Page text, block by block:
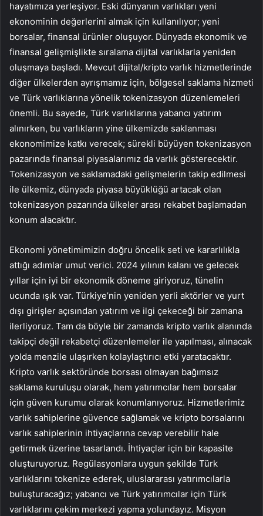
hayatımıza yerleşiyor. Eski dünyanın varlıkları yeni
ekonominin değerlerini almak için kullanılıyor; yeni
borsalar, finansal ürünler oluşuyor. Dünyada ekonomik ve
finansal gelişmişlikte sıralama dijital varlıklarla yeniden
oluşmaya başladı. Mevcut dijital/kripto varlık hizmetlerinde
diğer ülkelerden ayrışmamız için, bölgesel saklama hizmeti
ve Türk varlıklarına yönelik tokenizasyon düzenlemeleri
önemli. Bu sayede, Türk varlıklarına yabancı yatırım
alınırken, bu varlıkların yine ülkemizde saklanması
ekonomimize katkı verecek; sürekli büyüyen tokenizasyon
pazarında finansal piyasalarımız da varlık gösterecektir.
Tokenizasyon ve saklamadaki gelişmelerin takip edilmesi
ile ülkemiz, dünyada piyasa büyüklüğü artacak olan
tokenizasyon pazarında ülkeler arası rekabet başlamadan
konum alacaktır.
Ekonomi yönetimimizin doğru öncelik seti ve kararlılıkla
attığı adımlar umut verici. 2024 yılının kalanı ve gelecek
yıllar için iyi bir ekonomik döneme giriyoruz, tünelin
ucunda ışık var. Türkiye’nin yeniden yerli aktörler ve yurt
dışı girişler açısından yatırım ve ilgi çekeceği bir zamana
ilerliyoruz. Tam da böyle bir zamanda kripto varlık alanında
takipçi değil rekabetçi düzenlemeler ile yapılması, alınacak
yolda menzile ulaşırken kolaylaştırıcı etki yaratacaktır.
Kripto varlık sektöründe borsası olmayan bağımsız
saklama kuruluşu olarak, hem yatırımcılar hem borsalar
için güven kurumu olarak konumlanıyoruz. Hizmetlerimiz
varlık sahiplerine güvence sağlamak ve kripto borsalarını
varlık sahiplerinin ihtiyaçlarına cevap verebilir hale
getirmek üzerine tasarlandı. İhtiyaçlar için bir kapasite
oluşturuyoruz. Regülasyonlara uygun şekilde Türk
varlıklarını tokenize ederek, uluslararası yatırımcılarla
buluşturacağız; yabancı ve Türk yatırımcılar için Türk
varlıklarını çekim merkezi yapma yolundayız. Misyon